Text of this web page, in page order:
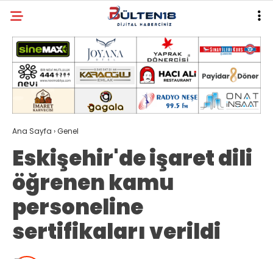
Ana Sayfa ›Genel
Eskişehir'de işaret dili
öğrenen kamu
personeline
sertifikaları verildi